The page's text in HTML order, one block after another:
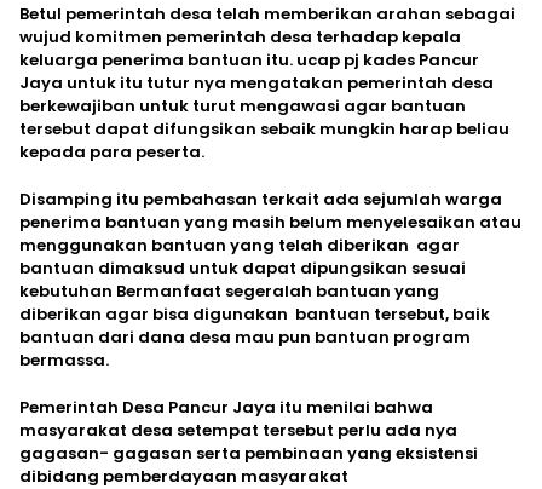
Betul pemerintah desa telah memberikan arahan sebagai
wujud komitmen pemerintah desa terhadap kepala
keluarga penerima bantuan itu. ucap pj kades Pancur
Jaya untuk itu tutur nya mengatakan pemerintah desa
berkewajiban untuk turut mengawasi agar bantuan
tersebut dapat difungsikan sebaik mungkin harap beliau
kepada para peserta.
Disamping itu pembahasan terkait ada sejumlah warga
penerima bantuan yang masih belum menyelesaikan atau
menggunakan bantuan yang telah diberikan agar
bantuan dimaksud untuk dapat dipungsikan sesuai
kebutuhan Bermanfaat segeralah bantuan yang
diberikan agar bisa digunakan bantuan tersebut, baik
bantuan dari dana desa mau pun bantuan program
bermassa.
Pemerintah Desa Pancur Jaya itu menilai bahwa
masyarakat desa setempat tersebut perlu ada nya
gagasan- gagasan serta pembinaan yang eksistensi
dibidang pemberdayaan masyarakat